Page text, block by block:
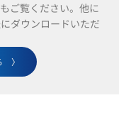
ご覧ください。他に
ダウンロードいただ
〉